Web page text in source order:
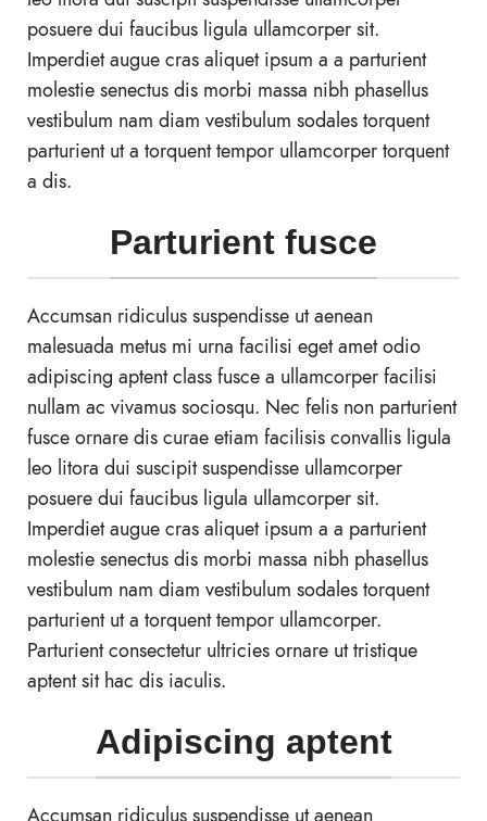
posuere dui faucibus ligula ullamcorper sit.
Imperdiet augue cras aliquet ipsum a a parturient
molestie senectus dis morbi massa nibh phasellus
vestibulum nam diam vestibulum sodales torquent
parturient ut a torquent tempor ullamcorper torquent
a dis.
Parturient fusce
Accumsan ridiculus suspendisse ut aenean
malesuada metus mi urna facilisi eget amet odio
adipiscing aptent class fusce a ullamcorper facilisi
nullam ac vivamus sociosqu. Nec felis non parturient
fusce ornare dis curae etiam facilisis convallis ligula
leo litora dui suscipit suspendisse ullamcorper
posuere dui faucibus ligula ullamcorper sit.
Imperdiet augue cras aliquet ipsum a a parturient
molestie senectus dis morbi massa nibh phasellus
vestibulum nam diam vestibulum sodales torquent
parturient ut a torquent tempor ullamcorper.
Parturient consectetur ultricies ornare ut tristique
aptent sit hac dis iaculis.
Adipiscing aptent
Accumsan ridiculus suspendisse ut aenean